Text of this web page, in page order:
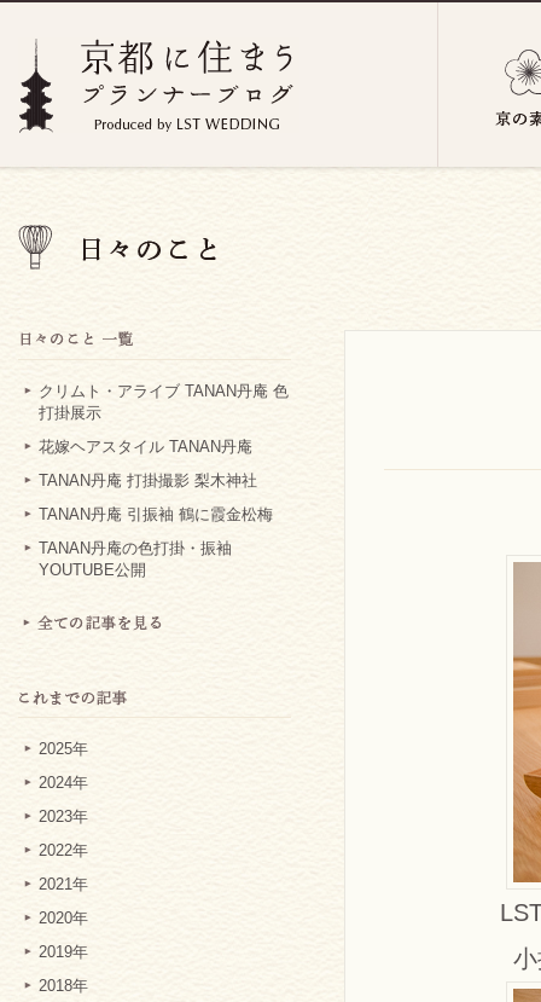
クリムト・アライブ TANAN丹庵 色
打掛展示
花嫁ヘアスタイル TANAN丹庵
TANAN丹庵 打掛撮影 梨木神社
TANAN丹庵 引振袖 鶴に霞金松梅
TANAN丹庵の色打掛・振袖
YOUTUBE公開
2025年
2024年
2023年
2022年
2021年
2020年
2019年
2018年